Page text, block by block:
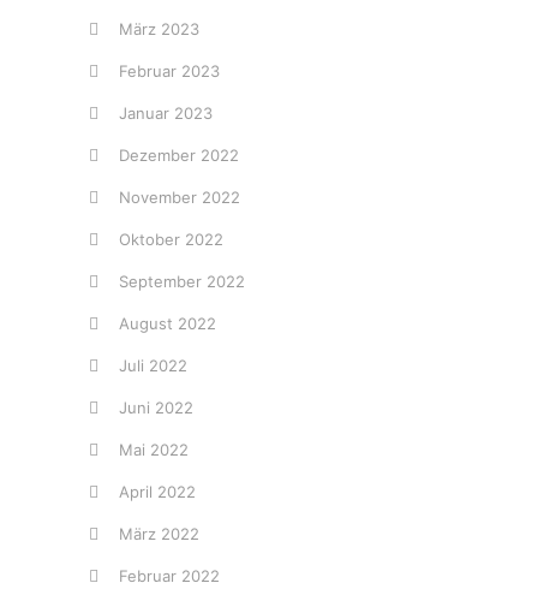
März 2023
Februar 2023
Januar 2023
Dezember 2022
November 2022
Oktober 2022
September 2022
August 2022
Juli 2022
Juni 2022
Mai 2022
April 2022
März 2022
Februar 2022